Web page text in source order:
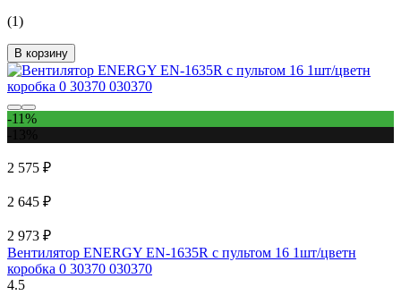
(1)
В корзину
-11%
2 575 ₽
2 645 ₽
2 973 ₽
Вентилятор ENERGY EN-1635R с пультом 16 1шт/цветн
коробка 0 30370 030370
4.5